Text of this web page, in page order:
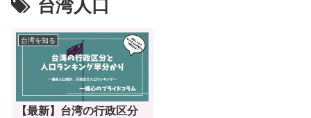
台湾人口
台湾を知る
【最新】台湾の行政区分